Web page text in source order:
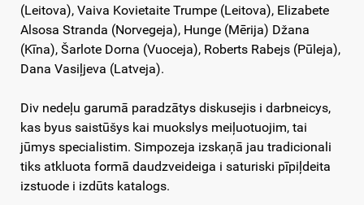
(Leitova), Vaiva Kovietaite Trumpe (Leitova), Elizabete
Alsosa Stranda (Norvegeja), Hunge (Mērija) Džana
(Kīna), Šarlote Dorna (Vuoceja), Roberts Rabejs (Pūleja),
Dana Vasiļjeva (Latveja).
Div nedeļu garumā paradzātys diskusejis i darbneicys,
kas byus saistūšys kai muokslys meiļuotuojim, tai
jūmys specialistim. Simpozeja izskaņā jau tradicionali
tiks atkluota formā daudzveideiga i saturiski pīpiļdeita
izstuode i izdūts katalogs.